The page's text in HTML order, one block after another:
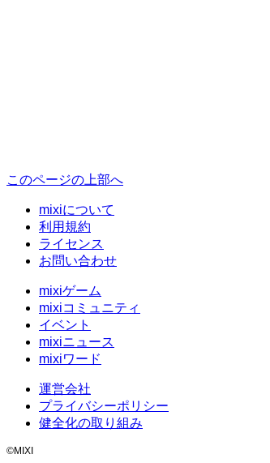
このページの上部へ
mixiについて
利用規約
ライセンス
お問い合わせ
mixiゲーム
mixiコミュニティ
イベント
mixiニュース
mixiワード
運営会社
プライバシーポリシー
健全化の取り組み
©MIXI